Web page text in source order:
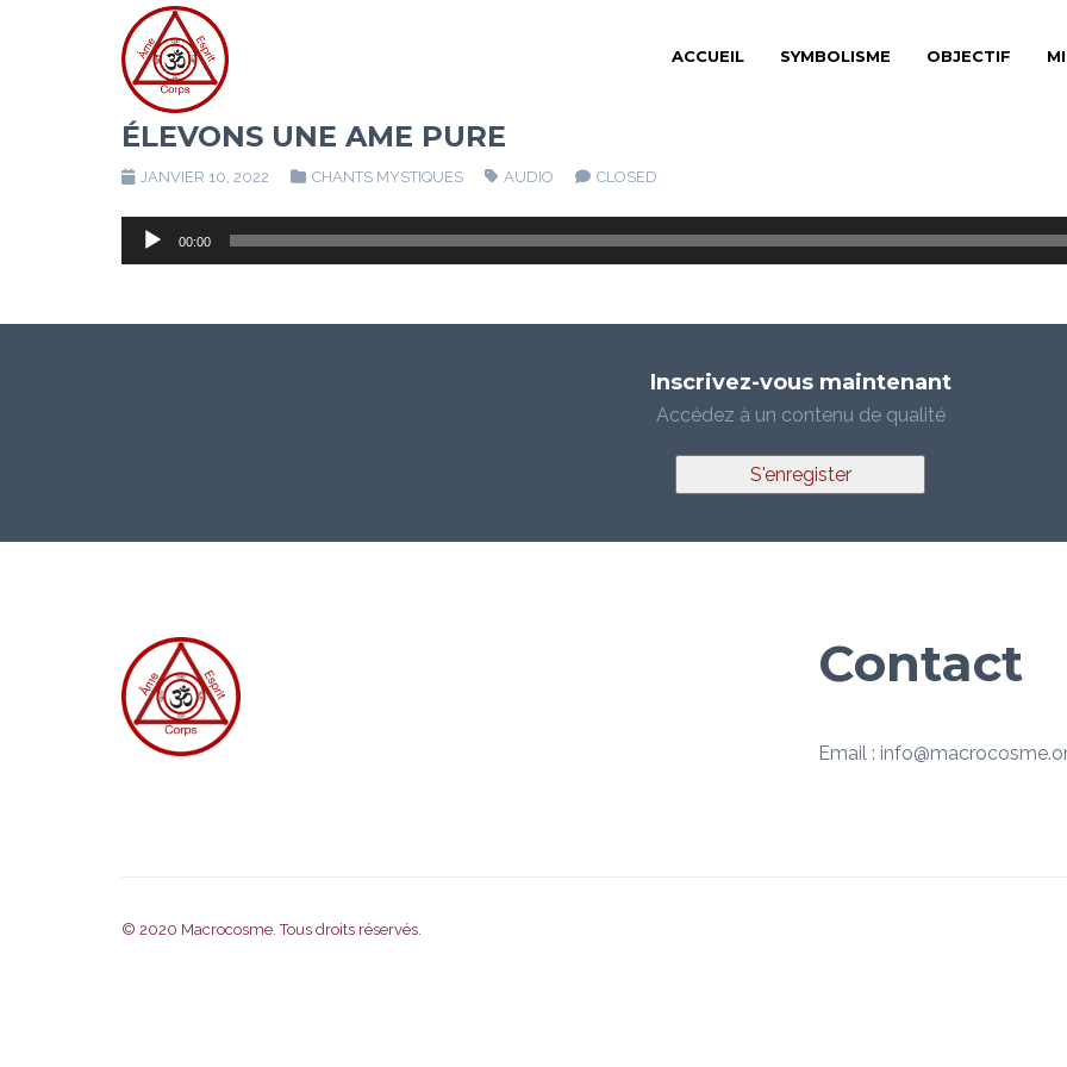
ACCUEIL SYMBOLISME OBJECTIF
ÉLEVONS UNE AME PURE
JANVIER 10, 2022 CHANTS MYSTIQUES AUDIO CLOSED
Lecteur
audio
00:00
Inscrivez-vous maintenant
Accédez à un contenu de qualité
S'enregister
Contact
Email :
© 2020 Macrocosme. Tous droits réservés.